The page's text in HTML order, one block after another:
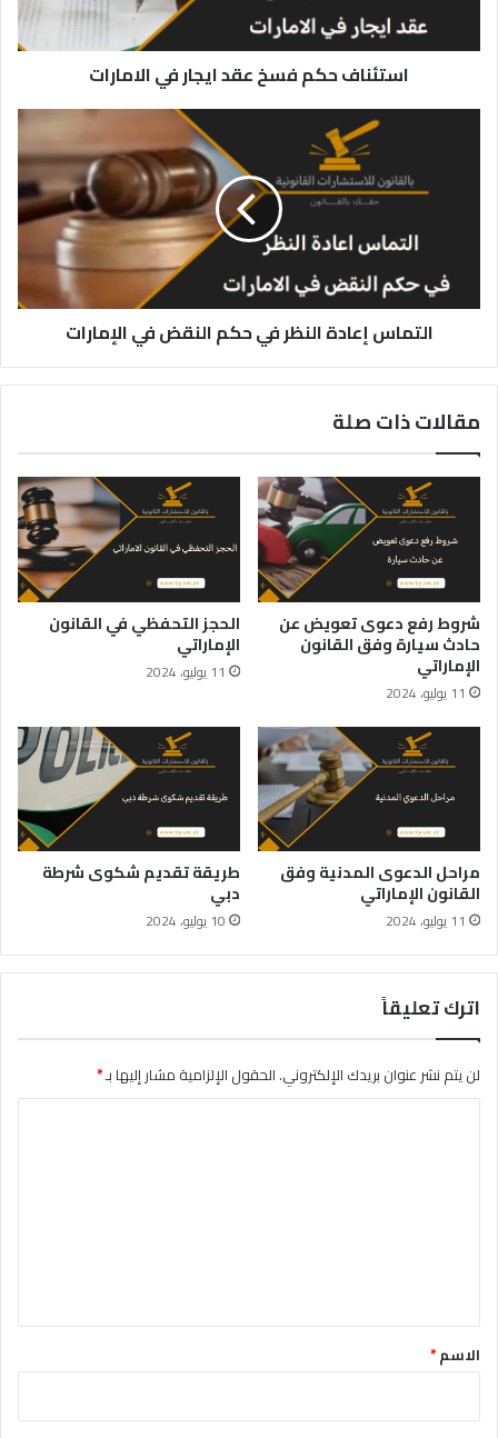
استئناف حكم فسخ عقد ايجار في الامارات
الإمارات
التماس إعادة النظر في حكم النقض في الإمارات
مقالات ذات صلة
شروط رفع دعوى تعويض عن
حادث سيارة وفق القانون
الإماراتي
11 يوليو، 2024
الحجز التحفظي في القانون
الإماراتي
11 يوليو، 2024
مراحل الدعوى المدنية وفق
القانون الإماراتي
11 يوليو، 2024
طريقة تقديم شكوى شرطة
دبي
10 يوليو، 2024
اترك تعليقاً
لن يتم نشر عنوان بريدك الإلكتروني.الحقول الإلزامية مشار إليها بـ*
*الاسم*